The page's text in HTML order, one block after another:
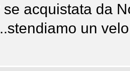
acquistata da
un